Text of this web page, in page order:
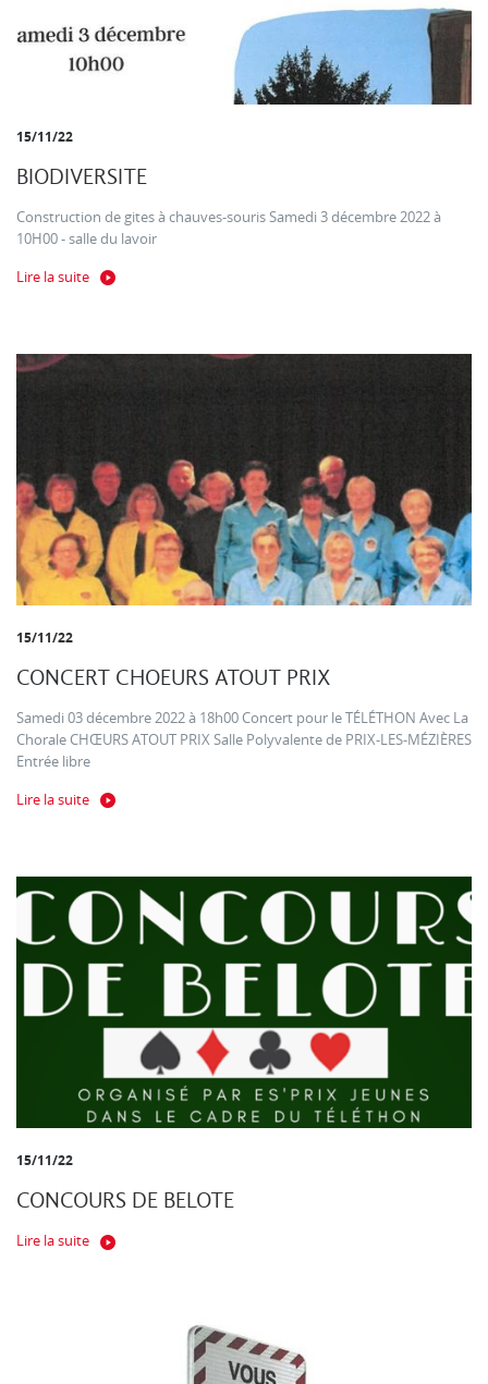
15/11/22
BIODIVERSITE
Construction de gites à chauves-souris Samedi 3 décembre 2022 à
10H00 - salle du lavoir
Lire la suite
15/11/22
CONCERT CHOEURS ATOUT PRIX
Samedi 03 décembre 2022 à 18h00 Concert pour le TÉLÉTHON Avec La
Chorale CHŒURS ATOUT PRIX Salle Polyvalente de PRIX-LES-MÉZIÈRES
Entrée libre
Lire la suite
15/11/22
CONCOURS DE BELOTE
Lire la suite